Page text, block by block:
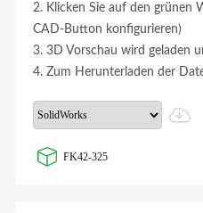
2. Klicken Sie auf den grünen
CAD-Button konfigurieren)
3. 3D Vorschau wird geladen
4. Zum Herunterladen der
FK42-325